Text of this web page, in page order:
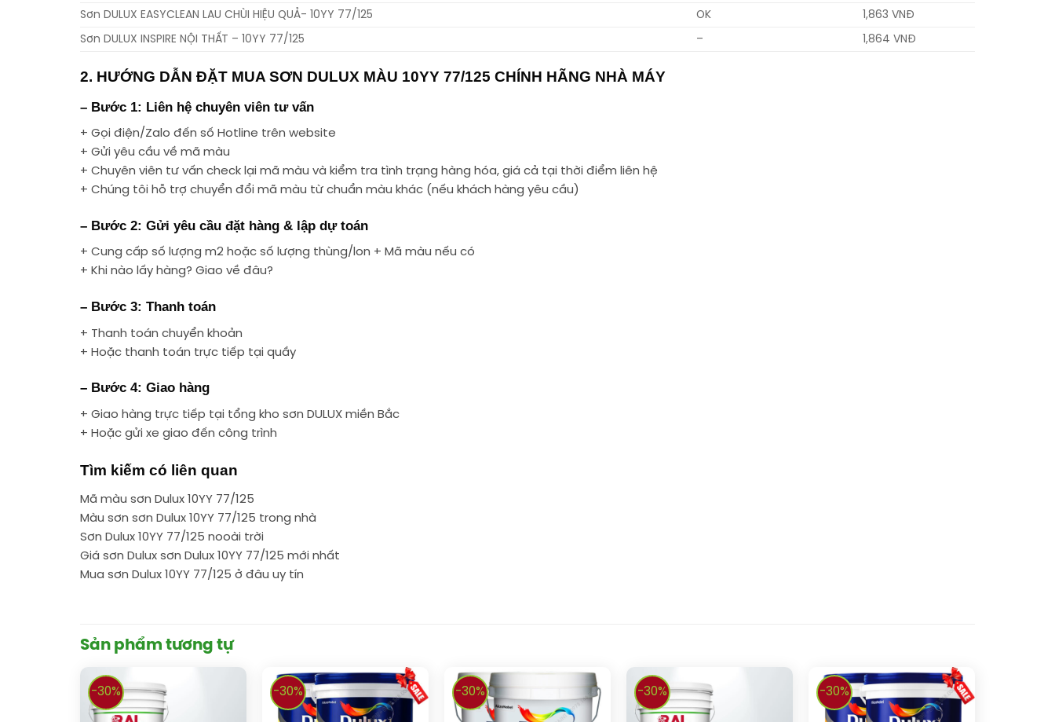
Sơn DULUX EASYCLEAN LAU CHÙI HIỆU QUẢ- 10YY 77/125 OK 1,863 VNĐ
Sơn DULUX INSPIRE NỘI THẤT – 10YY 77/125 – 1,864 VNĐ
2. HƯỚNG DẪN ĐẶT MUA SƠN DULUX MÀU 10YY 77/125 CHÍNH HÃNG NHÀ MÁY
– Bước 1: Liên hệ chuyên viên tư vấn
+ Gọi điện/Zalo đến số Hotline trên website
+ Gửi yêu cầu về mã màu
+ Chuyên viên tư vấn check lại mã màu và kiểm tra tình trạng hàng hóa, giá cả tại thời điểm liên hệ
+ Chúng tôi hỗ trợ chuyển đổi mã màu từ chuẩn màu khác (nếu khách hàng yêu cầu)
– Bước 2: Gửi yêu cầu đặt hàng & lập dự toán
+ Cung cấp số lượng m2 hoặc số lượng thùng/lon + Mã màu nếu có
+ Khi nào lấy hàng? Giao về đâu?
– Bước 3: Thanh toán
+ Thanh toán chuyển khoản
+ Hoặc thanh toán trực tiếp tại quầy
– Bước 4: Giao hàng
+ Giao hàng trực tiếp tại tổng kho sơn DULUX miền Bắc
+ Hoặc gửi xe giao đến công trình
Tìm kiếm có liên quan
Mã màu sơn Dulux 10YY 77/125
Màu sơn sơn Dulux 10YY 77/125 trong nhà
Sơn Dulux 10YY 77/125 nooài trời
Giá sơn Dulux sơn Dulux 10YY 77/125 mới nhất
Mua sơn Dulux 10YY 77/125 ở đâu uy tín
Sản phẩm tương tự
-30% -30% -30% -30% -30%